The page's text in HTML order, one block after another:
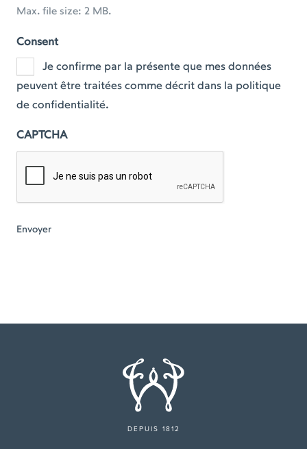
Max. file size: 2 MB.
Consent
Je confirme par la présente que mes données
peuvent être traitées comme décrit dans la politique
de confidentialité.
CAPTCHA
DEPUIS 1812